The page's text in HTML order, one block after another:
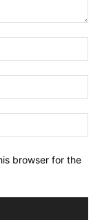
browser for the